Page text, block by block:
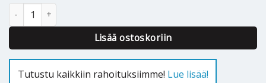
Jäspi varaajan kilpivastus 1 kW - M00682 määrä
Lisää ostoskoriin
Tutustu kaikkiin rahoituksiimme! Lue lisää!